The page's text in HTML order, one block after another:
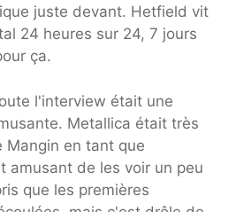
juste devant. Hetfield vit
24 heures sur 24, 7 jours
ça.
l'interview était une
Metallica était très
Mangin en tant que
amusant de les voir un peu
que les premières